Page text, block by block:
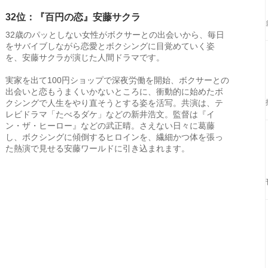
32位：『百円の恋』安藤サクラ
32歳のパッとしない女性がボクサーとの出会いから、毎日
をサバイブしながら恋愛とボクシングに目覚めていく姿
を、安藤サクラが演じた人間ドラマです。
実家を出て100円ショップで深夜労働を開始、ボクサーとの
出会いと恋もうまくいかないところに、衝動的に始めたボ
クシングで人生をやり直そうとする姿を活写。共演は、テ
レビドラマ「たべるダケ」などの新井浩文。監督は『イ
ン・ザ・ヒーロー』などの武正晴。さえない日々に葛藤
し、ボクシングに傾倒するヒロインを、繊細かつ体を張っ
た熱演で見せる安藤ワールドに引き込まれます。